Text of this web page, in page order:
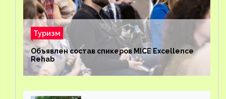
Туризм
Объявлен состав спикеров MICE Excellence
Rehab